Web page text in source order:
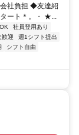
社負担 ◆友達紹
ート＊。・ ★...
社員登用あり
歓迎
週1シフト提出
シフト自由